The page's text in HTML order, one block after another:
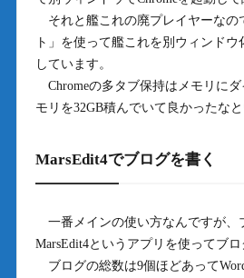
それと艦これの廃プレイヤーなの
ト」を使って艦これを別ウィンド
しています。
Chromeの多タブ保持はメモリに
モリを32GB積んでいて良かったな
MarsEdit4でブログを書く
一番メインの使い方なんですが、
MarsEdit4というアプリを使ってブロ
ブログの総数は9個ほどあって